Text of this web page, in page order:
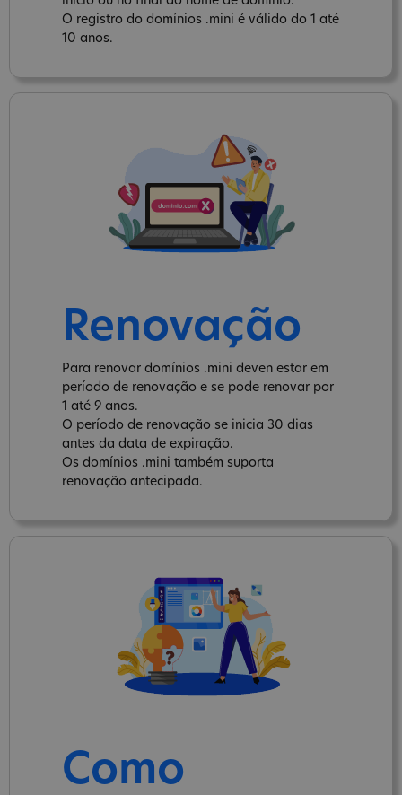
O registro do domínios .mini é válido do 1 até
10 anos.
Renovação
Para renovar domínios .mini deven estar em
período de renovação e se pode renovar por
1 até 9 anos.
O período de renovação se inicia 30 dias
antes da data de expiração.
Os domínios .mini também suporta
renovação antecipada.
Como